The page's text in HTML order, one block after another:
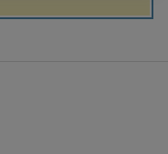
informatyka